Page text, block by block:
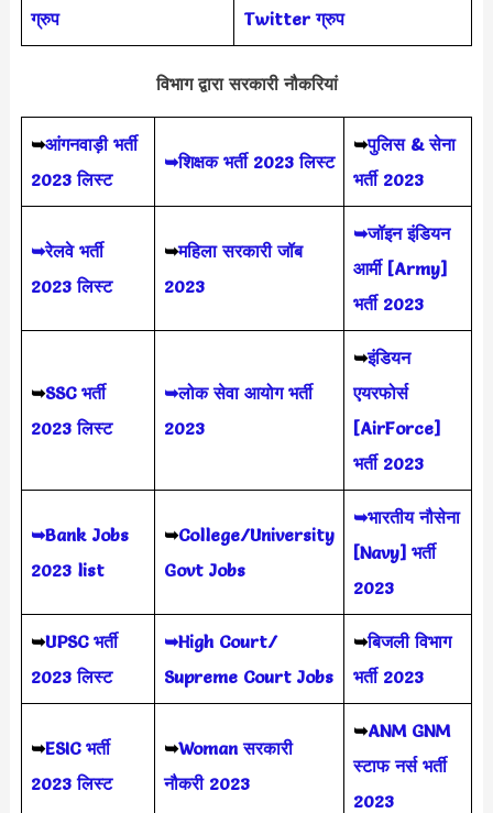
ग्रुप
Twitter ग्रुप
विभाग द्वारा सरकारी नौकरियां
➥आंगनवाड़ी भर्ती
2023 लिस्ट
➥शिक्षक भर्ती 2023 लिस्ट
➥पुलिस & सेना
भर्ती 2023
➥रेलवे भर्ती
2023 लिस्ट
➥महिला सरकारी जॉब
2023
➥जॉइन इंडियन
आर्मी [Army]
भर्ती 2023
➥SSC भर्ती
2023 लिस्ट
➥लोक सेवा आयोग भर्ती
2023
➥इंडियन
एयरफोर्स
[AirForce]
भर्ती 2023
➥Bank Jobs
2023 list
➥College/University
Govt Jobs
➥भारतीय नौसेना
[Navy] भर्ती
2023
➥UPSC भर्ती
2023 लिस्ट
➥High Court/
Supreme Court Jobs
➥बिजली विभाग
भर्ती 2023
➥ESIC भर्ती
2023 लिस्ट
➥Woman सरकारी
नौकरी 2023
➥ANM GNM
स्टाफ नर्स भर्ती
2023